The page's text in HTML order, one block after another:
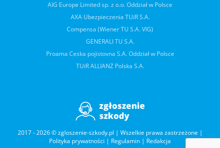
AIG Europe Limited sp. z o.o. Oddział w Polsce
AXA Ubezpieczenia TUiR S.A.
Compensa (Wiener TU S.A. VIG)
GENERALI TU S.A.
Proama Ceska pojistovna S.A. Oddział w Polsce
TUiR ALLIANZ Polska S.A.
2017 - 2026 © zgloszenie-szkody.pl | Wszelkie prawa zastrzeżone |
Polityka prywatności | Regulamin | Redakcja